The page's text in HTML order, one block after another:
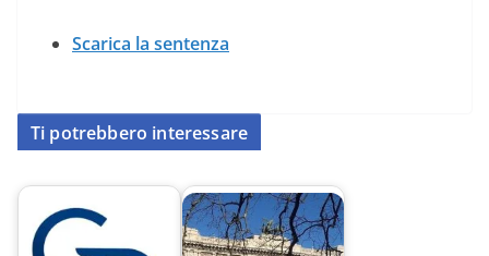
Scarica la sentenza
Ti potrebbero interessare